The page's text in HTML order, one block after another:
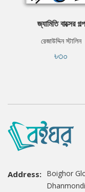
জ্যামিতি বাক্সের গল্প
রেজাউদ্দিন স্টালিন
৳৩০
Address: Boighor